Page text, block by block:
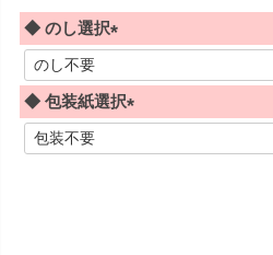
◆ のし選択
必
須
◆ 包装紙選択
必